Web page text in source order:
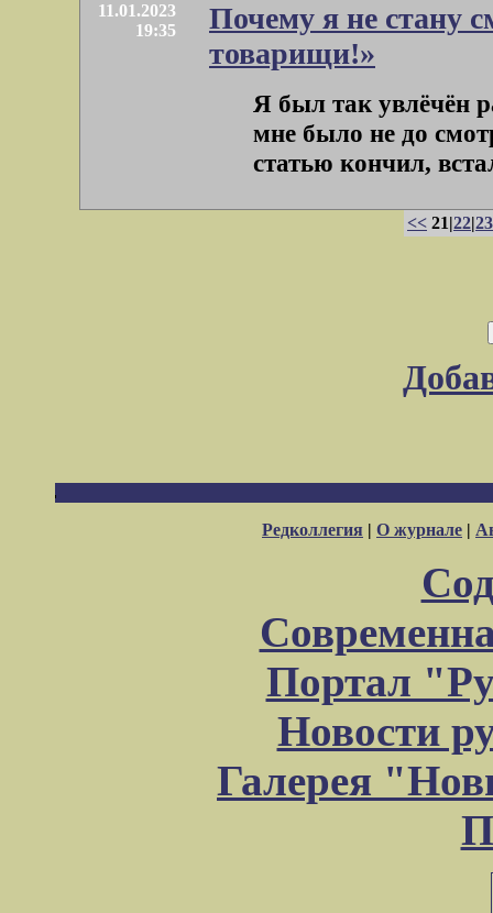
11.01.2023
19:35
Почему я не стану
товарищи!»
Я был так увлёчён
мне было не до
статью кончил,
<< 21|22|23
Редколлегия | О журнале |
Портал
Новости
Галерея